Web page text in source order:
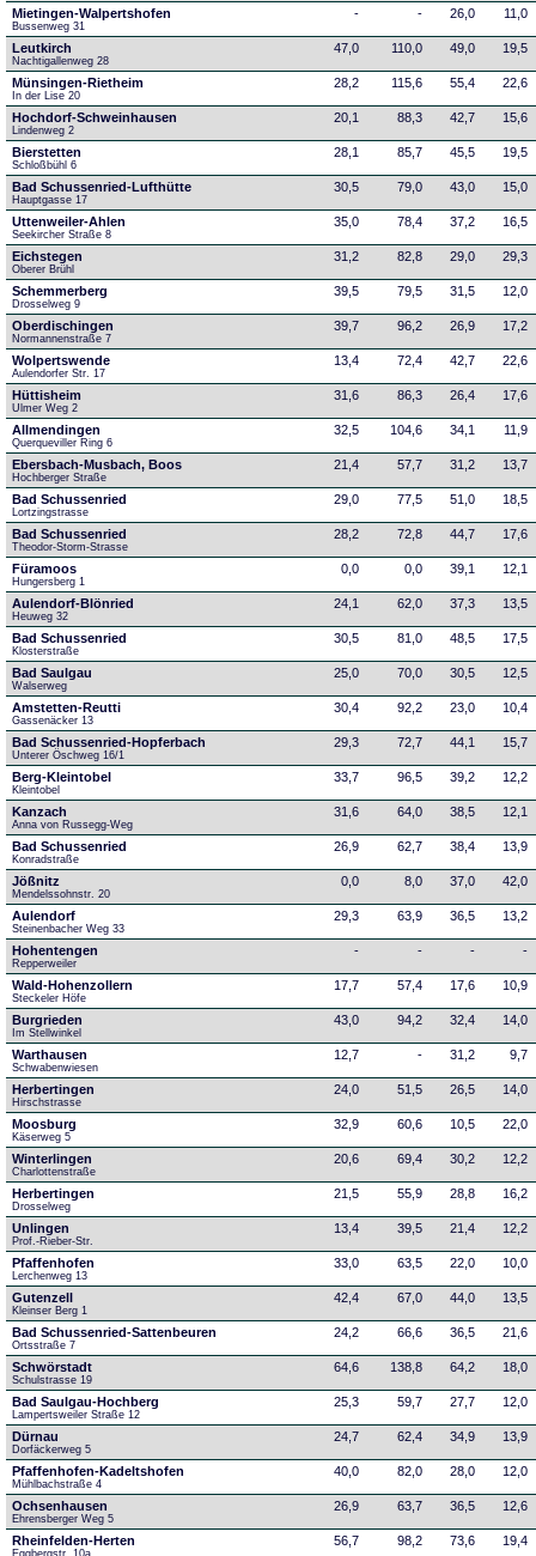
Mietingen-Walpertshofen
Bussenweg 31
- - 26,0 11,0
Leutkirch
Nachtigallenweg 28
47,0 110,0 49,0 19,5
Münsingen-Rietheim
In der Lise 20
28,2 115,6 55,4 22,6
Hochdorf-Schweinhausen
Lindenweg 2
20,1 88,3 42,7 15,6
Bierstetten
Schloßbühl 6
28,1 85,7 45,5 19,5
Bad Schussenried-Lufthütte
Hauptgasse 17
30,5 79,0 43,0 15,0
Uttenweiler-Ahlen
Seekircher Straße 8
35,0 78,4 37,2 16,5
Eichstegen
Oberer Brühl
31,2 82,8 29,0 29,3
Schemmerberg
Drosselweg 9
39,5 79,5 31,5 12,0
Oberdischingen
Normannenstraße 7
39,7 96,2 26,9 17,2
Wolpertswende
Aulendorfer Str. 17
13,4 72,4 42,7 22,6
Hüttisheim
Ulmer Weg 2
31,6 86,3 26,4 17,6
Allmendingen
Querqueviller Ring 6
32,5 104,6 34,1 11,9
Ebersbach-Musbach, Boos
Hochberger Straße
21,4 57,7 31,2 13,7
Bad Schussenried
Lortzingstrasse
29,0 77,5 51,0 18,5
Bad Schussenried
Theodor-Storm-Strasse
28,2 72,8 44,7 17,6
Füramoos
Hungersberg 1
0,0 0,0 39,1 12,1
Aulendorf-Blönried
Heuweg 32
24,1 62,0 37,3 13,5
Bad Schussenried
Klosterstraße
30,5 81,0 48,5 17,5
Bad Saulgau
Walserweg
25,0 70,0 30,5 12,5
Amstetten-Reutti
Gassenäcker 13
30,4 92,2 23,0 10,4
Bad Schussenried-Hopferbach
Unterer Öschweg 16/1
29,3 72,7 44,1 15,7
Berg-Kleintobel
Kleintobel
33,7 96,5 39,2 12,2
Kanzach
Anna von Russegg-Weg
31,6 64,0 38,5 12,1
Bad Schussenried
Konradstraße
26,9 62,7 38,4 13,9
Jößnitz
Mendelssohnstr. 20
0,0 8,0 37,0 42,0
Aulendorf
Steinenbacher Weg 33
29,3 63,9 36,5 13,2
Hohentengen
Repperweiler
- - - -
Wald-Hohenzollern
Steckeler Höfe
17,7 57,4 17,6 10,9
Burgrieden
Im Stellwinkel
43,0 94,2 32,4 14,0
Warthausen
Schwabenwiesen
12,7 - 31,2 9,7
Herbertingen
Hirschstrasse
24,0 51,5 26,5 14,0
Moosburg
Käserweg 5
32,9 60,6 10,5 22,0
Winterlingen
Charlottenstraße
20,6 69,4 30,2 12,2
Herbertingen
Drosselweg
21,5 55,9 28,8 16,2
Unlingen
Prof.-Rieber-Str.
13,4 39,5 21,4 12,2
Pfaffenhofen
Lerchenweg 13
33,0 63,5 22,0 10,0
Gutenzell
Kleinser Berg 1
42,4 67,0 44,0 13,5
Bad Schussenried-Sattenbeuren
Ortsstraße 7
24,2 66,6 36,5 21,6
Schwörstadt
Schulstrasse 19
64,6 138,8 64,2 18,0
Bad Saulgau-Hochberg
Lampertsweiler Straße 12
25,3 59,7 27,7 12,0
Dürnau
Dorfäckerweg 5
24,7 62,4 34,9 13,9
Pfaffenhofen-Kadeltshofen
Mühlbachstraße 4
40,0 82,0 28,0 12,0
Ochsenhausen
Ehrensberger Weg 5
26,9 63,7 36,5 12,6
Rheinfelden-Herten 56,7 98,2 73,6 19,4